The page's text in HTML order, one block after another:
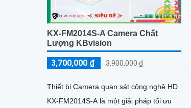
KX-FM2014S-A Camera Chất
Lượng KBvision
3,700,000 ₫ 3,900,000 ₫
Thiết bị Camera quan sát công nghệ HD
KX-FM2014S-A là một giải pháp tối ưu